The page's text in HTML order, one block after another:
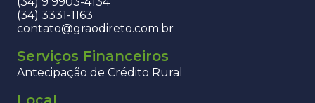
(34) 3331-1163
contato@graodireto.com.br
Serviços Financeiros
Antecipação de Crédito Rural